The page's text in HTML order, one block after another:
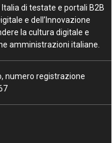
di testate e portali B2B
e dell’Innovazione
la cultura digitale e
amministrazioni italiane.
numero registrazione